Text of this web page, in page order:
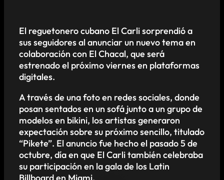
El reguetonero cubano El Carli sorprendió a
sus seguidores al anunciar un nuevo tema en
colaboración con El Chacal, que será
estrenado el próximo viernes en plataformas
digitales.
A través de una foto en redes sociales, donde
posan sentados en un sofá junto a un grupo de
modelos en bikini, los artistas generaron
expectación sobre su próximo sencillo, titulado
“Pikete”. El anuncio fue hecho el pasado 5 de
octubre, día en que El Carli también celebraba
su participación en la gala de los Latin